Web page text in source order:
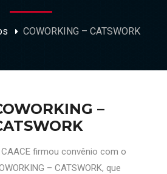
COWORKING – CATSWORK
–
firmou convênio com o
– CATSWORK, que